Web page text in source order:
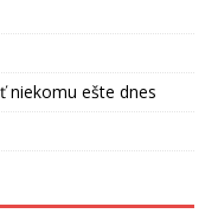
niekomu ešte dnes